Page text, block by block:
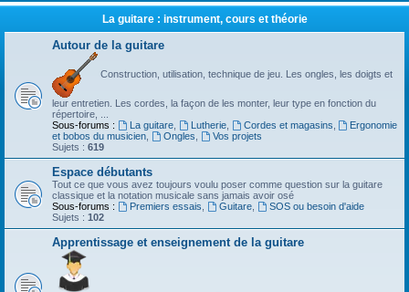
La guitare : instrument, cours et théorie
Autour de la guitare
Construction, utilisation, technique de jeu. Les ongles, les doigts et
leur entretien. Les cordes, la façon de les monter, leur type en fonction du
répertoire, ...
Sous-forums :
La guitare, Lutherie, Cordes et magasins
Ergonomie
et bobos du musicien
Ongles
Vos projets
Sujets : 619
Espace débutants
Tout ce que vous avez toujours voulu poser comme question sur la guitare
classique et la notation musicale sans jamais avoir osé
Sous-forums :
Premiers essais Guitare,
SOS ou besoin d'aide
Sujets : 102
Apprentissage et enseignement de la guitare